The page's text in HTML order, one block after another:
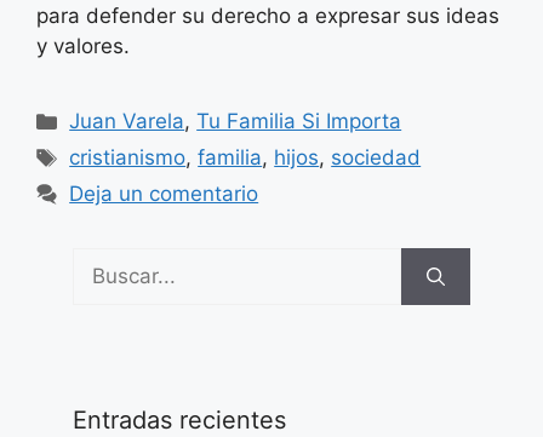
para defender su derecho a expresar sus ideas
y valores.
Categorías
Juan Varela,Tu Familia Si Importa
Etiquetas
cristianismo,familia, hijos, sociedad
Deja un comentario
Buscar:
Entradas recientes